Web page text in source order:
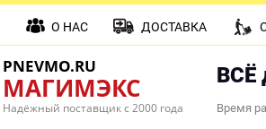
PNEVMO.RU
МАГИМЭКС
Надёжный поставщик с 2000 года
ВСЁ
Время
О НАС ДОСТАВКА